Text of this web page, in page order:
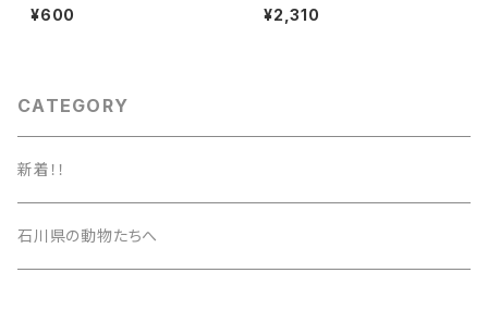
¥600 ¥2,310
CATEGORY
新着！！
石川県の動物たちへ